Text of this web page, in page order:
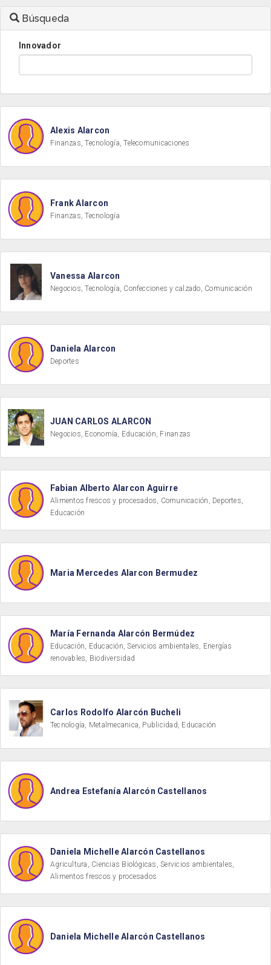
Búsqueda
Innovador
Alexis Alarcon
Finanzas, Tecnología, Telecomunicaciones
Frank Alarcon
Finanzas, Tecnología
Vanessa Alarcon
Negocios, Tecnología, Confecciones y calzado, Comunicación
Daniela Alarcon
Deportes
JUAN CARLOS ALARCON
Negocios, Economía, Educación, Finanzas
Fabian Alberto Alarcon Aguirre
Alimentos frescos y procesados, Comunicación, Deportes,
Educación
Maria Mercedes Alarcon Bermudez
María Fernanda Alarcón Bermúdez
Educación, Educación, Servicios ambientales, Energías
renovables, Biodiversidad
Carlos Rodolfo Alarcón Bucheli
Tecnología, Metalmecanica, Publicidad, Educación
Andrea Estefanía Alarcón Castellanos
Daniela Michelle Alarcón Castellanos
Agricultura, Ciencias Biológicas, Servicios ambientales,
Alimentos frescos y procesados
Daniela Michelle Alarcón Castellanos